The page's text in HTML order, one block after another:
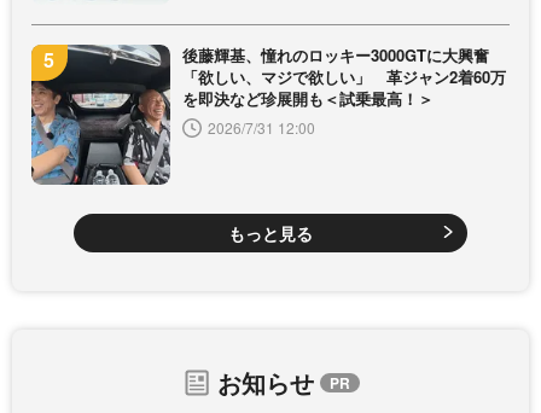
後藤輝基、憧れのロッキー3000GTに大興奮
「欲しい、マジで欲しい」 革ジャン2着60万
を即決など珍展開も＜試乗最高！＞
2026/7/31 12:00
もっと見る
お知らせ